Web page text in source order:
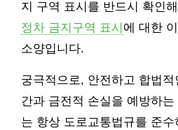
지 구역 표시를 반드시 확인
정차 금지구역 표시 에 대한
소양입니다.
궁극적으로, 안전하고 합법적
간과 금전적 손실을 예방하
는 항상 도로교통법규를 준